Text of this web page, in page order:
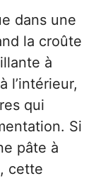
dans une
la croûte
à
l’intérieur,
qui
Si
pâte à
cette